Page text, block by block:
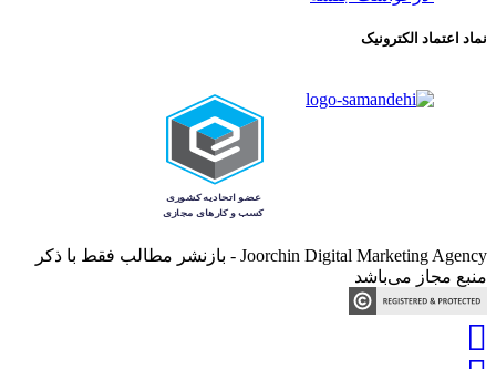
نماد اعتماد الکترونیک
Joorchin Digital Marketing Agency - بازنشر مطالب فقط با ذکر
منبع مجاز می‌باشد